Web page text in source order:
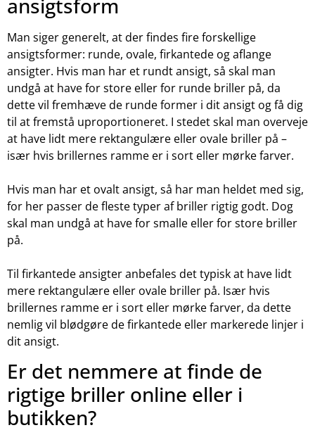
ansigtsform
Man siger generelt, at der findes fire forskellige
ansigtsformer: runde, ovale, firkantede og aflange
ansigter. Hvis man har et rundt ansigt, så skal man
undgå at have for store eller for runde briller på, da
dette vil fremhæve de runde former i dit ansigt og få dig
til at fremstå uproportioneret. I stedet skal man overveje
at have lidt mere rektangulære eller ovale briller på –
især hvis brillernes ramme er i sort eller mørke farver.
Hvis man har et ovalt ansigt, så har man heldet med sig,
for her passer de fleste typer af briller rigtig godt. Dog
skal man undgå at have for smalle eller for store briller
på.
Til firkantede ansigter anbefales det typisk at have lidt
mere rektangulære eller ovale briller på. Især hvis
brillernes ramme er i sort eller mørke farver, da dette
nemlig vil blødgøre de firkantede eller markerede linjer i
dit ansigt.
Er det nemmere at finde de
rigtige briller online eller i
butikken?